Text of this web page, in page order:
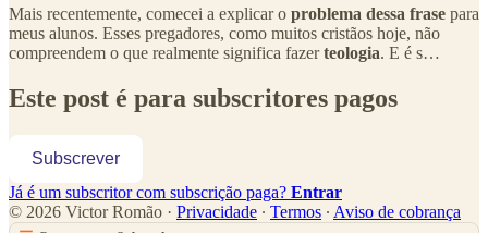
Mais recentemente, comecei a explicar o problema dessa frase para
meus alunos. Esses pregadores, como muitos cristãos hoje, não
compreendem o que realmente significa fazerteologia. E é s…
Este post é para subscritores pagos
Subscrever
Já é um subscritor com subscrição paga? Entrar
© 2026 Victor Romão · Privacidade ∙ Termos ∙ Aviso de cobrança